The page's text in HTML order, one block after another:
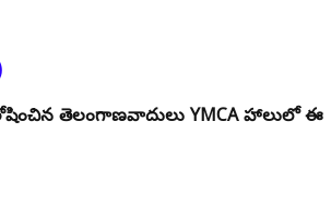
తెలంగాణవాదులు YMCA హాలులో ఈ